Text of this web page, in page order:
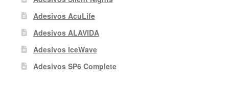
Adesivos AcuLife
Adesivos ALAVIDA
Adesivos IceWave
Adesivos SP6 Complete